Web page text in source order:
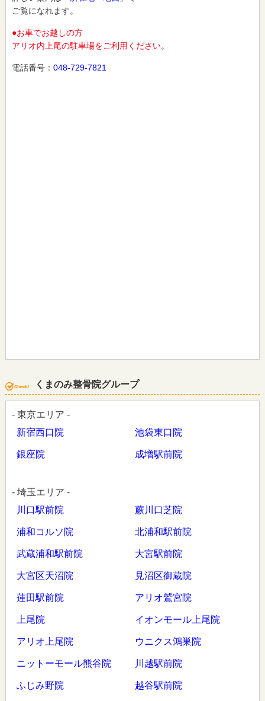
ご覧になれます。
●お車でお越しの方
アリオ内上尾の駐車場をご利用ください。
電話番号： 048-729-7821
くまのみ整骨院グループ
- 東京エリア -
新宿西口院
池袋東口院
銀座院 成増駅前院
- 埼玉エリア -
川口駅前院
蕨川口芝院
浦和コルソ院 北浦和駅前院
武蔵浦和駅前院 大宮駅前院
大宮区天沼院 見沼区御蔵院
蓮田駅前院 アリオ鷲宮院
上尾院 イオンモール上尾院
アリオ上尾院 ウニクス鴻巣院
ニットーモール熊谷院 川越駅前院
ふじみ野院 越谷駅前院